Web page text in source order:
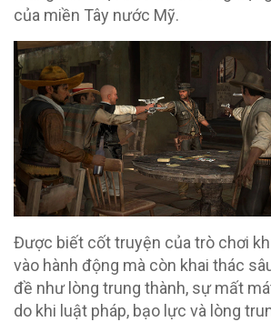
của miền Tây nước Mỹ.
Được biết cốt truyện của trò chơi
vào hành động mà còn khai thác
đề như lòng trung thành, sự mất
do khi luật pháp, bạo lực và lòng